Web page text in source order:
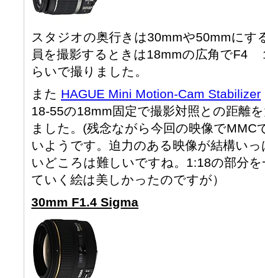
スタジオの奥行きは30mmや50mmにす
員を撮影するときは18mmの広角でF4
らいで撮りました。
また HAGUE Mini Motion-Cam Stabilizer
18-55の18mm固定で撮影対照との距離
ました。(残念ながら今回の映像でMMC
いようです。迫力のある映像が結構い
いどころは難しいですね。1:18の部分
ていく絵は美しかったのですが）
30mm F1.4 Sigma